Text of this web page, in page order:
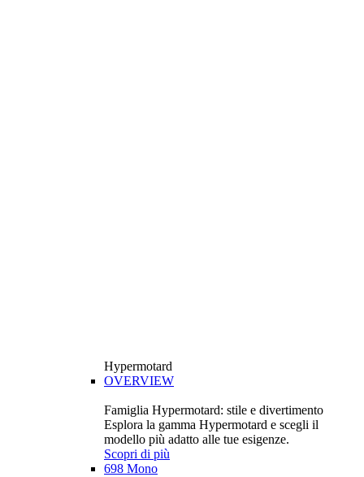
Hypermotard
OVERVIEW
Famiglia Hypermotard: stile e divertimento
Esplora la gamma Hypermotard e scegli il
modello più adatto alle tue esigenze.
Scopri di più
698 Mono